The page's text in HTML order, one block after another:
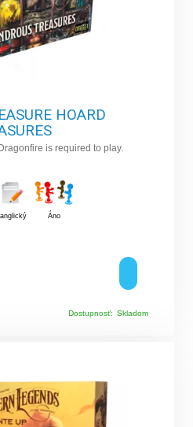
HOARD
is required to play.
anglický Áno
Dostupnosť: Skladom